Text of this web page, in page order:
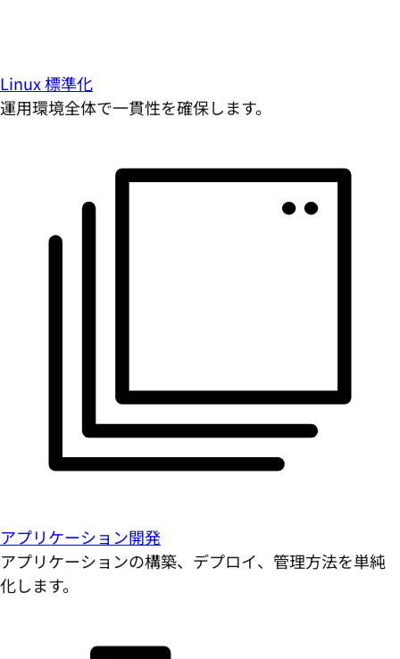
Linux 標準化
運用環境全体で一貫性を確保します。
アプリケーション開発
アプリケーションの構築、デプロイ、管理方法を単純
化します。